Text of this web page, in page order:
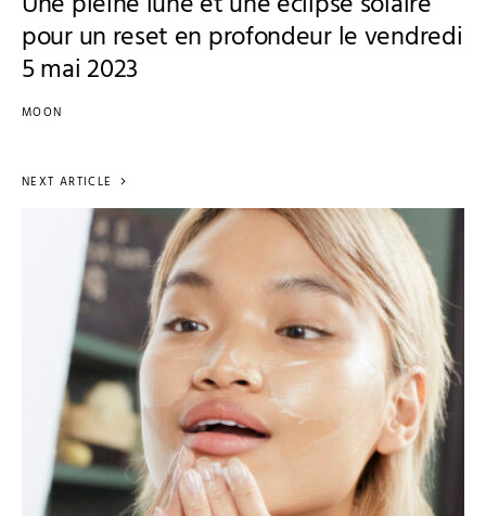
pour un reset en profondeur le vendredi
5 mai 2023
MOON
NEXT ARTICLE